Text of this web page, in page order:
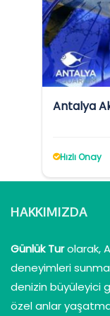
Antalya
Hızlı Onay
HAKKIMIZDA
Günlük Turolarak,
deneyimleri sunma
denizin büyüleyici
özel anlar